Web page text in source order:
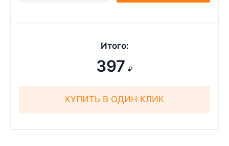
Итого:
397 ₽
КУПИТЬ В ОДИН КЛИК